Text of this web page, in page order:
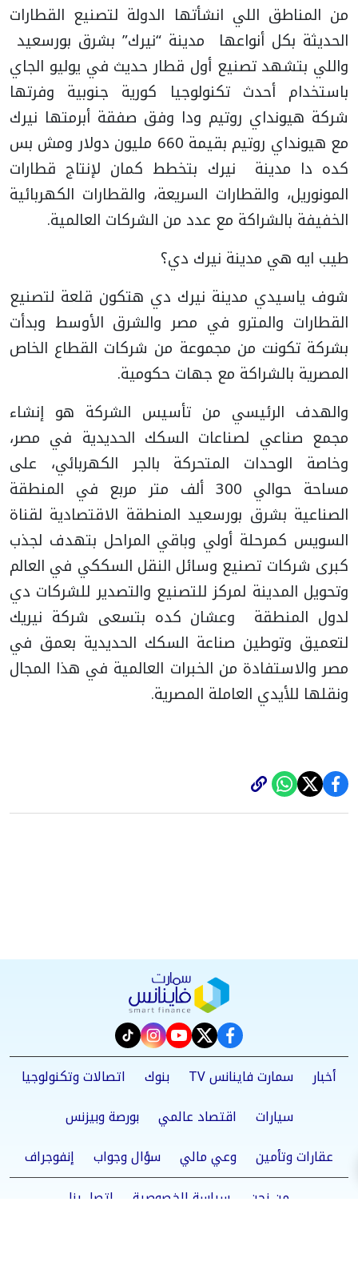
من المناطق اللي انشأتها الدولة لتصنيع القطارات
الحديثة بكل أنواعها مدينة “نيرك” بشرق بورسعيد
واللي بتشهد تصنيع أول قطار حديث في يوليو الجاي
باستخدام أحدث تكنولوجيا كورية جنوبية وفرتها
شركة هيونداي روتيم ودا وفق صفقة أبرمتها نيرك
مع هيونداي روتيم بقيمة 660 مليون دولار ومش بس
كده دا مدينة نيرك بتخطط كمان لإنتاج قطارات
المونوريل، والقطارات السريعة، والقطارات الكهربائية
الخفيفة بالشراكة مع عدد من الشركات العالمية.
طيب ايه هي مدينة نيرك دي؟
شوف ياسيدي مدينة نيرك دي هتكون قلعة لتصنيع
القطارات والمترو في مصر والشرق الأوسط وبدأت
بشركة تكونت من مجموعة من شركات القطاع الخاص
المصرية بالشراكة مع جهات حكومية.
والهدف الرئيسي من تأسيس الشركة هو إنشاء
مجمع صناعي لصناعات السكك الحديدية في مصر،
وخاصة الوحدات المتحركة بالجر الكهربائي، على
مساحة حوالي 300 ألف متر مربع في المنطقة
الصناعية بشرق بورسعيد المنطقة الاقتصادية لقناة
السويس كمرحلة أولي وباقي المراحل بتهدف لجذب
كبرى شركات تصنيع وسائل النقل السككي في العالم
وتحويل المدينة لمركز للتصنيع والتصدير للشركات دي
لدول المنطقة وعشان كده بتسعى شركة نيريك
لتعميق وتوطين صناعة السكك الحديدية بعمق في
مصر والاستفادة من الخبرات العالمية في هذا المجال
ونقلها للأيدي العاملة المصرية.
facebook
twitter
youtube
instagram
tiktok
أخبار
سمارت فاينانس TV بنوك
اتصالات وتكنولوجيا
سيارات
اقتصاد عالمي
بورصة وبيزنس
عقارات وتأمين
وعي مالي سؤال وجواب
إنفوجراف
من نحن
سياسة الخصوصية اتصل بنا